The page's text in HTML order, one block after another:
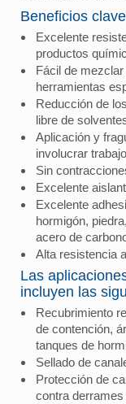
Beneficios
Excelente
productos
Fácil de
herramientas
Reducción de
libre de
Aplicación y
involucrar
Sin
Excelente
Excelente
hormigón,
acero de
Alta resistencia
Las
incluyen las
Recubrimiento
de contención,
tanques de
Sellado de
Protección de
contra